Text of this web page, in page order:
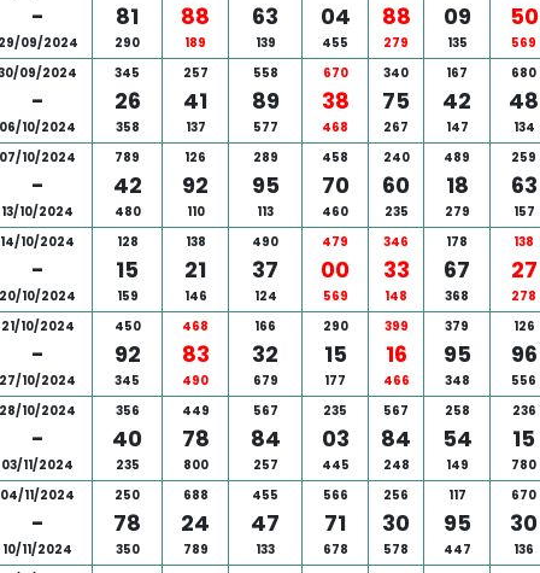
-
09/2024
81
290
88
189
63
139
04
455
88
279
09
135
50
569
09/2024
-
06/10/2024
345
26
358
257
41
137
558
89
577
670
38
468
340
75
267
167
42
147
680
48
134
07/10/2024
-
13/10/2024
789
42
480
126
92
110
289
95
113
458
70
460
240
60
235
489
18
279
259
63
157
14/10/2024
-
20/10/2024
128
15
159
138
21
146
490
37
124
479
00
569
346
33
148
178
67
368
138
27
278
21/10/2024
-
27/10/2024
450
92
345
468
83
490
166
32
679
290
15
177
399
16
466
379
95
348
126
96
556
28/10/2024
-
03/11/2024
356
40
235
449
78
800
567
84
257
235
03
445
567
84
248
258
54
149
236
15
780
04/11/2024
-
10/11/2024
250
78
350
688
24
789
455
47
133
566
71
678
256
30
578
117
95
447
670
30
136